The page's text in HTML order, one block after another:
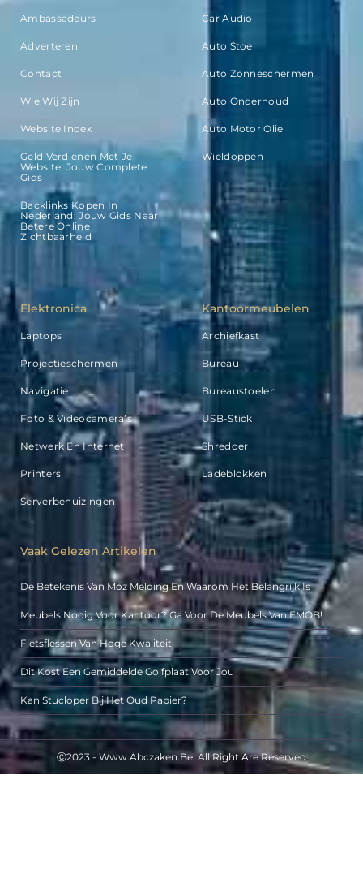
Ambassadeurs
Adverteren
Contact
Wie Wij Zijn
Website Index
Geld Verdienen Met Je
Website: Jouw Complete
Gids
Backlinks Kopen In
Nederland: Jouw Gids Naar
Betere Online
Zichtbaarheid
Car Audio
Auto Stoel
Auto Zonneschermen
Auto Onderhoud
Auto Motor Olie
Wieldoppen
Elektronica
Laptops
Projectieschermen
Navigatie
Foto & Videocamera’s
Netwerk En Internet
Printers
Serverbehuizingen
Kantoormeubelen
Archiefkast
Bureau
Bureaustoelen
USB-Stick
Shredder
Ladeblokken
Vaak Gelezen Artikelen
De Betekenis Van Moz Melding En Waarom Het Belangrijk Is
Meubels Nodig Voor Kantoor? Ga Voor De Meubels Van EMOB!
Fietsflessen Van Hoge Kwaliteit
Dit Kost Een Gemiddelde Golfplaat Voor Jou
Kan Stucloper Bij Het Oud Papier?
Ⓒ2023 - Www.abczaken.be. All Right Are Reserved